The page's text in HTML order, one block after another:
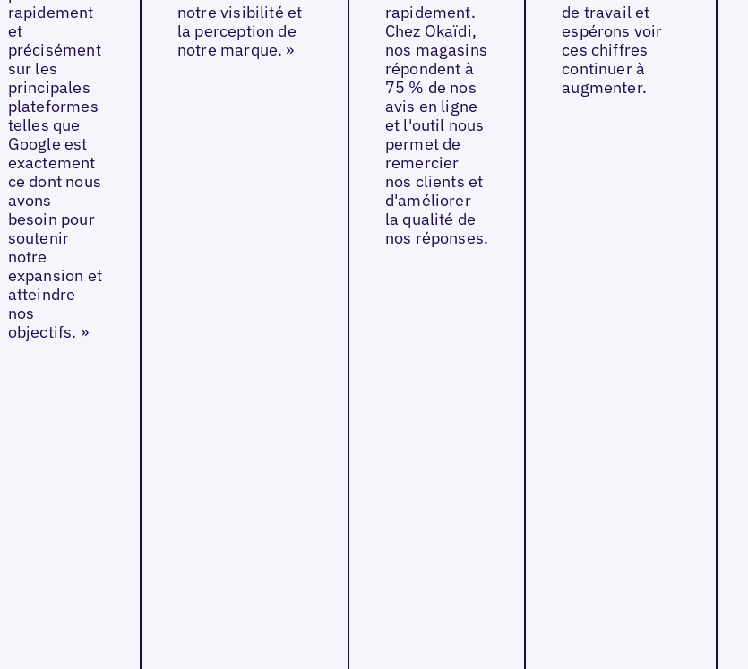
rapidement
et
précisément
sur les
principales
plateformes
telles que
Google est
exactement
ce dont nous
avons
besoin pour
soutenir
notre
expansion et
atteindre
nos
objectifs. »
notre visibilité et
la perception de
notre marque. »
rapidement.
Chez Okaïdi,
nos magasins
répondent à
75 % de nos
avis en ligne
et l'outil nous
permet de
remercier
nos clients et
d'améliorer
la qualité de
nos réponses.
de travail et
espérons voir
ces chiffres
continuer à
augmenter.